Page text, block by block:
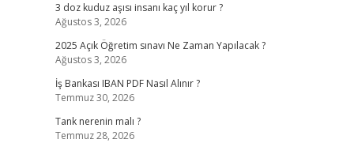
3 doz kuduz aşısı insanı kaç yıl korur ?
Ağustos 3, 2026
2025 Açık Öğretim sınavı Ne Zaman Yapılacak ?
Ağustos 3, 2026
İş Bankası IBAN PDF Nasıl Alınır ?
Temmuz 30, 2026
Tank nerenin malı ?
Temmuz 28, 2026